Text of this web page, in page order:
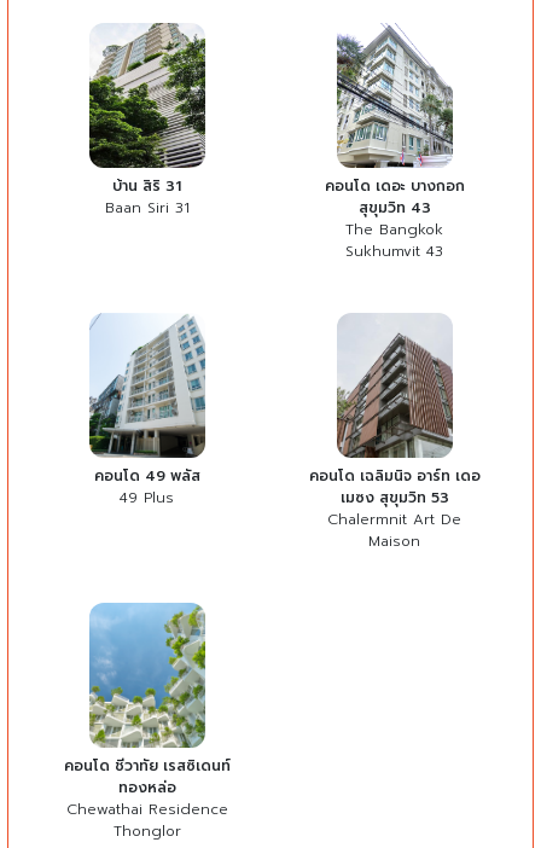
บ้าน สิริ 31
Baan Siri 31
คอนโด เดอะ บางกอก
สุขุมวิท 43
The Bangkok
Sukhumvit 43
คอนโด 49 พลัส
49 Plus
คอนโด เฉลิมนิจ อาร์ท เดอ
เมซง สุขุมวิท 53
Chalermnit Art De
Maison
คอนโด ชีวาทัย เรสซิเดนท์
ทองหล่อ
Chewathai Residence
Thonglor